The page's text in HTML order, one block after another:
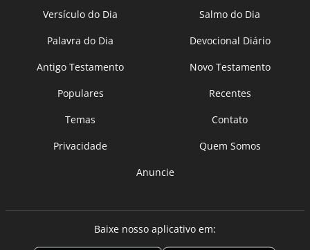
Versículo do Dia
Salmo do Dia
Palavra do Dia
Devocional Diário
Antigo Testamento
Novo Testamento
Populares
Recentes
Temas
Contato
Privacidade
Quem Somos
Anuncie
Baixe nosso aplicativo em: